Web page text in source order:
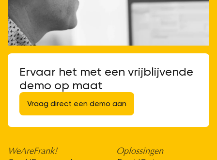
Ervaar het met een vrijblijvende
demo op maat
Vraag direct een demo aan
WeAreFrank! Oplossingen